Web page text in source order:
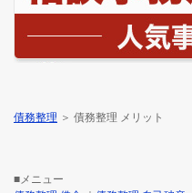
債務整理 ＞ 債務整理 メリット
■メニュー